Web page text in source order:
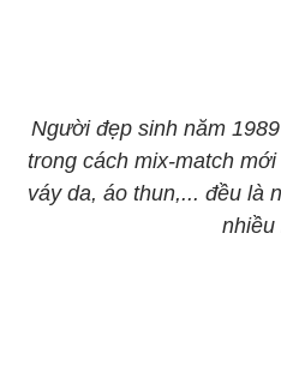
Người đẹp sinh năm
trong cách mix-match
váy da, áo thun,... đều là
nhiều